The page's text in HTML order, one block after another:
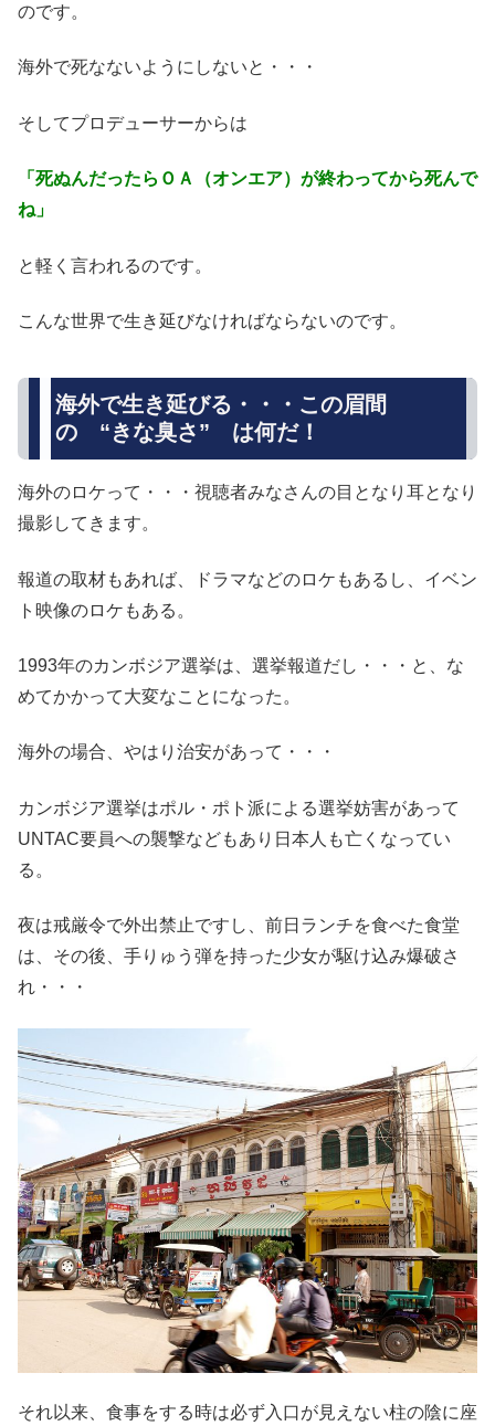
のです。
海外で死なないようにしないと・・・
そしてプロデューサーからは
「死ぬんだったらＯＡ（オンエア）が終わってから死んで
ね」
と軽く言われるのです。
こんな世界で生き延びなければならないのです。
海外で生き延びる・・・この眉間
の “きな臭さ” は何だ！
海外のロケって・・・視聴者みなさんの目となり耳となり
撮影してきます。
報道の取材もあれば、ドラマなどのロケもあるし、イベン
ト映像のロケもある。
1993年のカンボジア選挙は、選挙報道だし・・・と、な
めてかかって大変なことになった。
海外の場合、やはり治安があって・・・
カンボジア選挙はポル・ポト派による選挙妨害があって
UNTAC要員への襲撃などもあり日本人も亡くなってい
る。
夜は戒厳令で外出禁止ですし、前日ランチを食べた食堂
は、その後、手りゅう弾を持った少女が駆け込み爆破さ
れ・・・
それ以来、食事をする時は必ず入口が見えない柱の陰に座